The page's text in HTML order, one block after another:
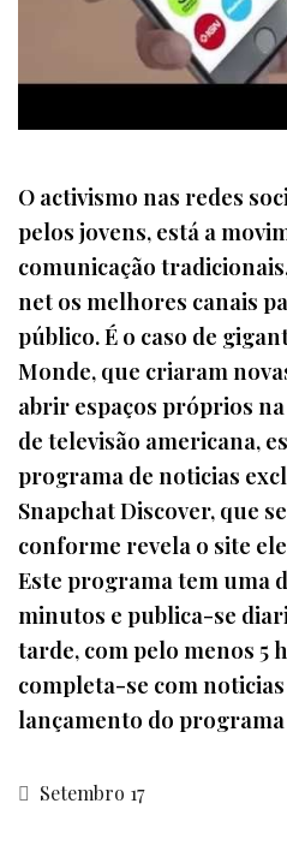
O activismo nas redes
pelos jovens, está a
comunicação
net os melhores canais
público. É o caso de
Monde, que criaram
abrir espaços próprios na
de televisão americana,
programa de noticias
Snapchat Discover, que
conforme revela o site
Este programa tem uma
minutos e publica-se
tarde, com pelo menos 5
completa-se com
lançamento do
Setembro 17